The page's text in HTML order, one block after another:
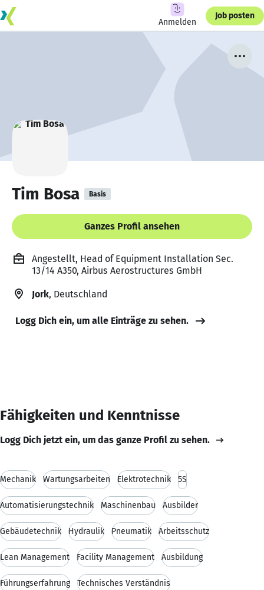
Anmelden
Job posten
Tim Bosa Basis
Ganzes Profil ansehen
Angestellt, Head of Equipment Installation Sec.
13/14 A350, Airbus Aerostructures GmbH
Jork, Deutschland
Logg Dich ein, um alle Einträge zu sehen.
Fähigkeiten und Kenntnisse
Logg Dich jetzt ein, um das ganze Profil zu sehen.
Mechanik Wartungsarbeiten Elektrotechnik 5S
Automatisierungstechnik Maschinenbau Ausbilder
Gebäudetechnik Hydraulik Pneumatik Arbeitsschutz
Lean Management Facility Management Ausbildung
Führungserfahrung Technisches Verständnis